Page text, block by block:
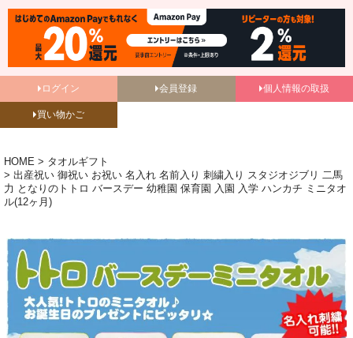
ログイン 会員登録 個人情報の取扱
買い物かご
HOME
タオルギフト
出産祝い 御祝い お祝い 名入れ 名前入り 刺繍入り スタジオジブリ 二馬
力 となりのトトロ バースデー 幼稚園 保育園 入園 入学 ハンカチ ミニタオ
ル(12ヶ月)